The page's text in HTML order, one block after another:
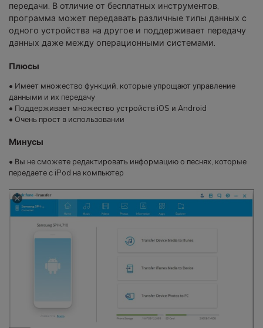
передачи. В отличие от бесплатных инструментов,
программа может передавать различные типы данных с
одного устройства на другое и поддерживает передачу
данных даже между операционными системами.
Плюсы
• Имеет множество функций, которые упрощают управление
данными и их передачу
• Поддерживает множество устройств iOS и Android
• Очень прост в использовании
Минусы
• Вы не сможете редактировать информацию о песнях, которые
передаете с iPod на компьютер